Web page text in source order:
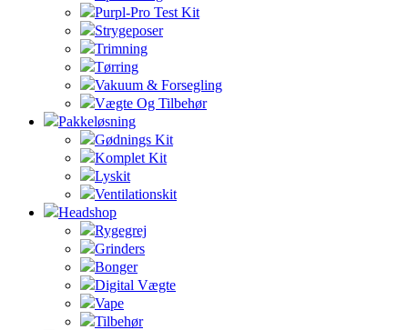
Purpl-Pro Test Kit
Strygeposer
Trimning
Tørring
Vakuum & Forsegling
Vægte Og Tilbehør
Pakkeløsning
Gødnings Kit
Komplet Kit
Lyskit
Ventilationskit
Headshop
Rygegrej
Grinders
Bonger
Digital Vægte
Vape
Tilbehør